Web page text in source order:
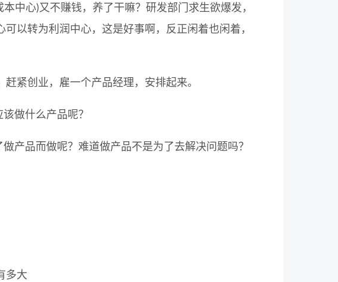
中心)又不赚钱，养了干嘛？研发部门求生欲爆发，
以转为利润中心，这是好事啊，反正闲着也闲着，
紧创业，雇一个产品经理，安排起来。
做什么产品呢？
产品而做呢？难道做产品不是为了去解决问题吗？
多大